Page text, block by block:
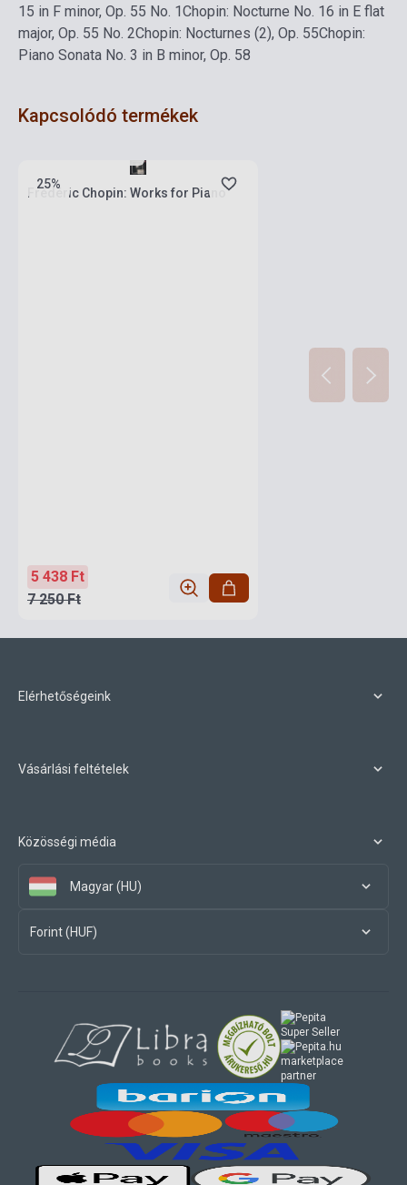
15 in F minor, Op. 55 No. 1Chopin: Nocturne No. 16 in E flat
major, Op. 55 No. 2Chopin: Nocturnes (2), Op. 55Chopin:
Piano Sonata No. 3 in B minor, Op. 58
Kapcsolódó termékek
25%
Frédéric Chopin: Works for Piano
5 438 Ft
7 250 Ft
Elérhetőségeink
Vásárlási feltételek
Közösségi média
Magyar (HU)
Forint (HUF)
marketplace
partner